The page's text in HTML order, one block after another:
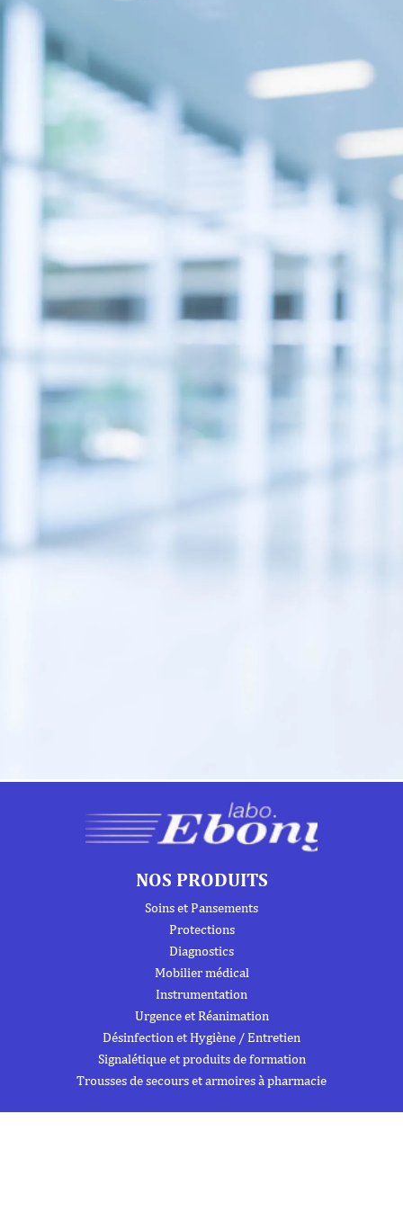
NOS PRODUITS
Soins et Pansements
Protections
Diagnostics
Mobilier médical
Instrumentation
Urgence et Réanimation
Désinfection et Hygiène / Entretien
Signalétique et produits de formation
Trousses de secours et armoires à pharmacie